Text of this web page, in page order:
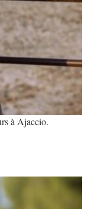
à Ajaccio.